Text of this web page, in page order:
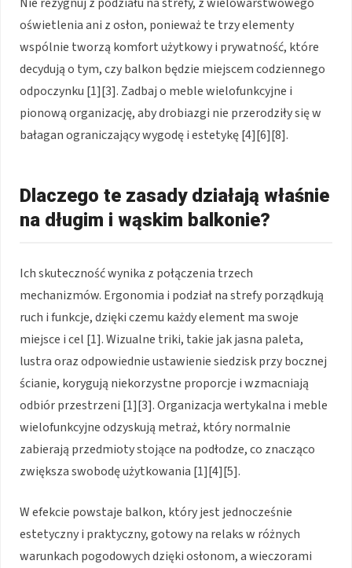
oświetlenia ani z osłon, ponieważ te trzy elementy
wspólnie tworzą komfort użytkowy i prywatność, które
decydują o tym, czy balkon będzie miejscem codziennego
odpoczynku [1][3]. Zadbaj o meble wielofunkcyjne i
pionową organizację, aby drobiazgi nie przerodziły się w
bałagan ograniczający wygodę i estetykę [4][6][8].
Dlaczego te zasady działają właśnie
na długim i wąskim balkonie?
Ich skuteczność wynika z połączenia trzech
mechanizmów. Ergonomia i podział na strefy porządkują
ruch i funkcje, dzięki czemu każdy element ma swoje
miejsce i cel [1]. Wizualne triki, takie jak jasna paleta,
lustra oraz odpowiednie ustawienie siedzisk przy bocznej
ścianie, korygują niekorzystne proporcje i wzmacniają
odbiór przestrzeni [1][3]. Organizacja wertykalna i meble
wielofunkcyjne odzyskują metraż, który normalnie
zabierają przedmioty stojące na podłodze, co znacząco
zwiększa swobodę użytkowania [1][4][5].
W efekcie powstaje balkon, który jest jednocześnie
estetyczny i praktyczny, gotowy na relaks w różnych
warunkach pogodowych dzięki osłonom, a wieczorami